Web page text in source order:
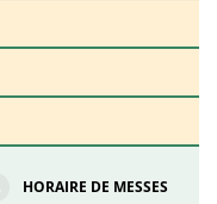
HORAIRE DE MESSES